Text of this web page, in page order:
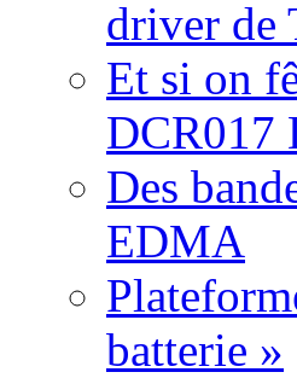
driver de
Et si on
DCR017
Des
EDMA
batterie »